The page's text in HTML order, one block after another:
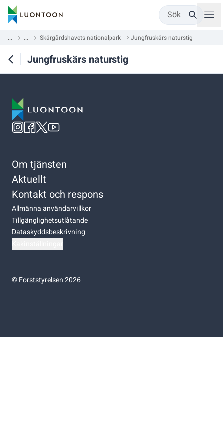
Sök
... ... Skärgårdshavets nationalpark Jungfruskärs naturstig
Jungfruskärs naturstig
Om tjänsten
Aktuellt
Kontakt och respons
Allmänna användarvillkor
Tillgänglighetsutlåtande
Dataskyddsbeskrivning
©Forststyrelsen 2026